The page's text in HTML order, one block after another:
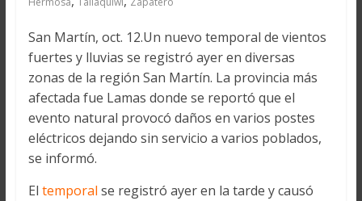
San Martín, oct. 12.Un nuevo temporal de vientos
fuertes y lluvias se registró ayer en diversas
zonas de la región San Martín. La provincia más
afectada fue Lamas donde se reportó que el
evento natural provocó daños en varios postes
eléctricos dejando sin servicio a varios poblados,
se informó.
El temporal se registró ayer en la tarde y causó